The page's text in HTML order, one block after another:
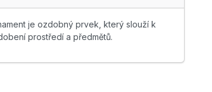
je ozdobný prvek, který slouží k
prostředí a předmětů.